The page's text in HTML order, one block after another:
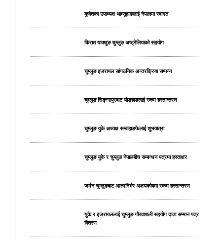
कुवेतका उपाध्यक्ष थाम्सुहाङलाई नेपालमा स्वागत
किरात याक्थुङ चुम्लुङ अष्ट्रेलियाको सहयोग
चुम्लुङ इजरायल सांगठनिक अन्तरक्रिया सम्पन्न
चुम्लुङ सिङ्ग्गापुरबाट योङ्हाङलाई रकम हस्तान्तरण
चुम्लुङ युके अध्यक्ष सम्बाहाङफेलाई शुभयात्रा
चुम्लुङ युके र चुम्लुङ नेपालबीच सम्बन्धन पत्रमा हस्ताक्षर
जर्मन चुम्लुङबाट आत्मनिर्भर अक्षयकोषमा रकम हस्तान्तरण
युके र इजरायललाई चुम्लुङ गौरवशाली सहयोग दाता सम्मान पत्र
वितरण